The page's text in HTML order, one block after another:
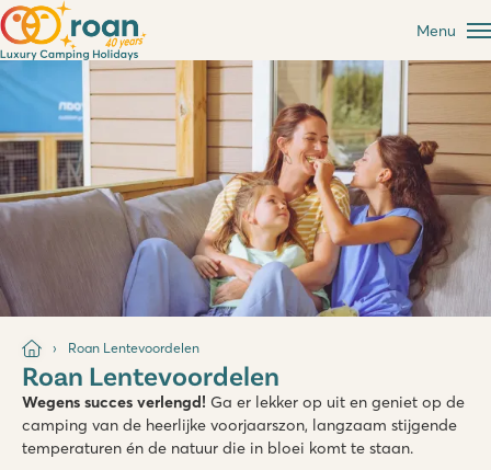
Menu
Roan Lentevoordelen
Roan Lentevoordelen
Wegens succes verlengd! Ga er lekker op uit en geniet op de
camping van de heerlijke voorjaarszon, langzaam stijgende
temperaturen én de natuur die in bloei komt te staan.